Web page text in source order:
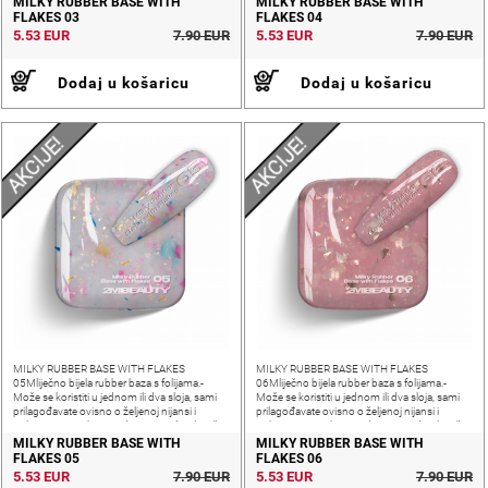
FLAKES 03
5.53 EUR 7.90 EUR
Dodaj u košaricu
FLAKES 04
5.53 EUR 7.90 EUR
Dodaj u košaricu
AKCIJE!
MILKY RUBBER BASE WITH FLAKES
05Mliječno bijela rubber baza s folijama.-
Može se koristiti u jednom ili dva sloja, sami
prilagođavate ovisno o željenoj nijansi i
pokrivenosti nokta- Srednja gustoća, elastična
i meka za rad, samonivelirajuća
MILKY RUBBER BASE WITH
FLAKES 05
5.53 EUR 7.90 EUR
AKCIJE!
MILKY RUBBER BASE WITH FLAKES
06Mliječno bijela rubber baza s folijama.-
Može se koristiti u jednom ili dva sloja, sami
prilagođavate ovisno o željenoj nijansi i
pokrivenosti nokta- Srednja gustoća, elastična
i meka za rad, samonivelirajuća
MILKY RUBBER BASE WITH
FLAKES 06
5.53 EUR 7.90 EUR